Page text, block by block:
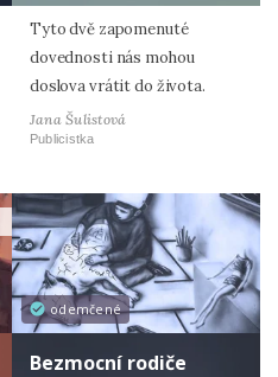
Tyto dvě zapomenuté
dovednosti nás mohou
doslova vrátit do života.
Jana Šulistová
Publicistka
odemčené
Bezmocní rodiče